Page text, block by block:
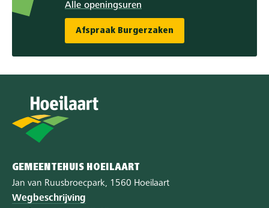
Alle openingsuren
Afspraak Burgerzaken
GEMEENTEHUIS HOEILAART
Jan van Ruusbroecpark, 1560 Hoeilaart
Wegbeschrijving